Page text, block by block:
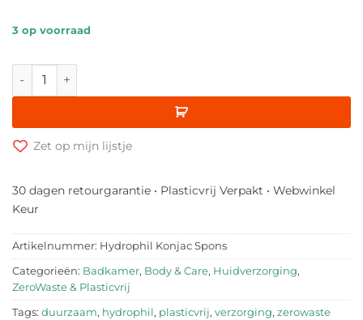
3 op voorraad
Konjac Spons aantal
Zet op mijn lijstje
30 dagen retourgarantie • Plasticvrij Verpakt • Webwinkel
Keur
Artikelnummer: Hydrophil Konjac Spons
Categorieën: Badkamer, Body & Care, Huidverzorging,
ZeroWaste & Plasticvrij
Tags: duurzaam, hydrophil, plasticvrij, verzorging, zerowaste